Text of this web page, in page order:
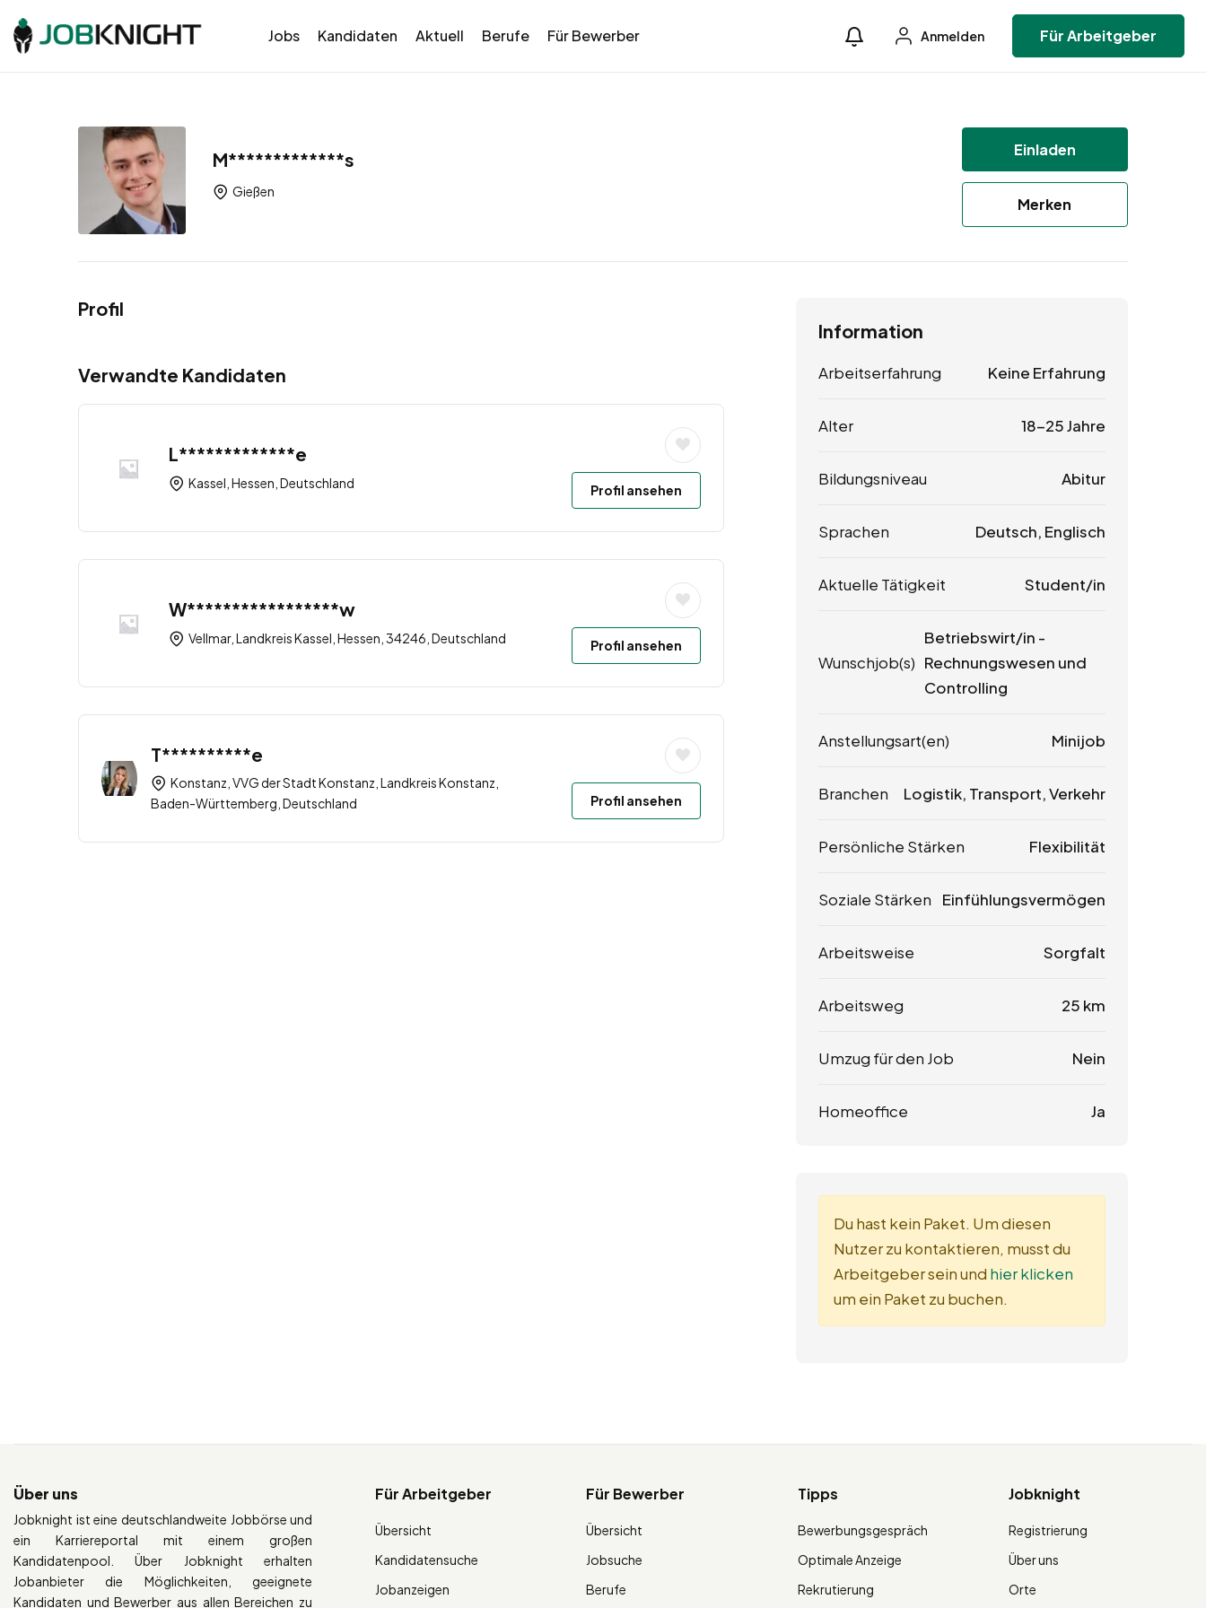
Jobs Kandidaten Aktuell Berufe Für Bewerber Anmelden Für Arbeitgeber
M*************s
Gießen
Einladen
Merken
Profil
Verwandte Kandidaten
L*************e
Kassel, Hessen, Deutschland Profil ansehen
W*****************w
Vellmar, Landkreis Kassel, Hessen, 34246, Deutschland Profil ansehen
T**********e
Konstanz, VVG der Stadt Konstanz, Landkreis Konstanz,
Baden-Württemberg, Deutschland
Profil ansehen
Information
Arbeitserfahrung Keine Erfahrung
Alter 18-25 Jahre
Bildungsniveau Abitur
Sprachen Deutsch, Englisch
Aktuelle Tätigkeit Student/in
Wunschjob(s)
Betriebswirt/in -
Rechnungswesen und
Controlling
Anstellungsart(en) Minijob
Branchen Logistik, Transport, Verkehr
Persönliche Stärken Flexibilität
Soziale Stärken Einfühlungsvermögen
Arbeitsweise Sorgfalt
Arbeitsweg 25 km
Umzug für den Job Nein
Homeoffice Ja
Du hast kein Paket. Um diesen
Nutzer zu kontaktieren, musst du
Arbeitgeber sein und hier klicken
um ein Paket zu buchen.
Über uns
Jobknight ist eine deutschlandweite Jobbörse und
ein Karriereportal mit einem großen
Kandidatenpool. Über Jobknight erhalten
Jobanbieter die Möglichkeiten, geeignete
Kandidaten und Bewerber aus allen Bereichen zu
Für Arbeitgeber
Übersicht
Kandidatensuche
Jobanzeigen
Für Bewerber
Übersicht
Jobsuche
Berufe
Tipps
Bewerbungsgespräch
Optimale Anzeige
Rekrutierung
Jobknight
Registrierung
Über uns
Orte